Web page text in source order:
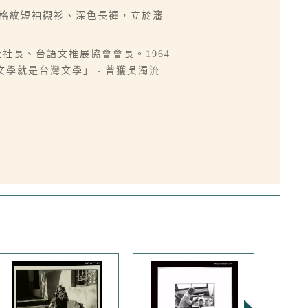
紋短袖襯衫、深色長褲，立於瀋
長、台語文推展協會會長。1964
就是台灣文學」。曾獲吳濁流